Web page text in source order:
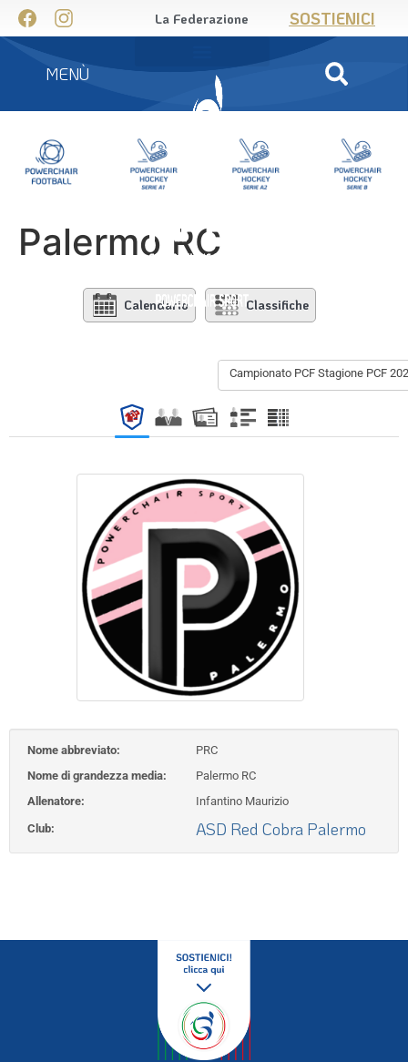
La Federazione SOSTIENICI
MENÙ
Palermo RC
Calendario Classifiche
Campionato PCF Stagione PCF
Nome abbreviato:
PRC
Nome di grandezza media:
Palermo RC
Allenatore:
Infantino Maurizio
Club:
ASD Red Cobra Palermo